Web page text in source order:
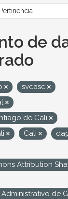
de
svcasc
de Cali
Cali
Attribution
de